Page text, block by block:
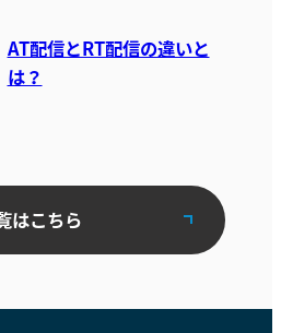
AT配信とRT配信の違いと
は？
はこちら